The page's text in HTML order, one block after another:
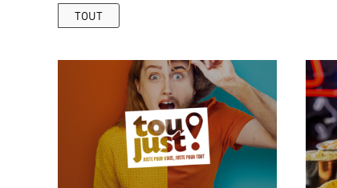
TOUT